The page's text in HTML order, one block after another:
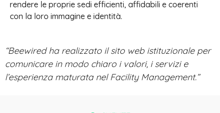
rendere le proprie sedi efficienti, affidabili e coerenti
con la loro immagine e identità.
“Beewired ha realizzato il sito web istituzionale per
comunicare in modo chiaro i valori, i servizi e
l’esperienza maturata nel Facility Management.”